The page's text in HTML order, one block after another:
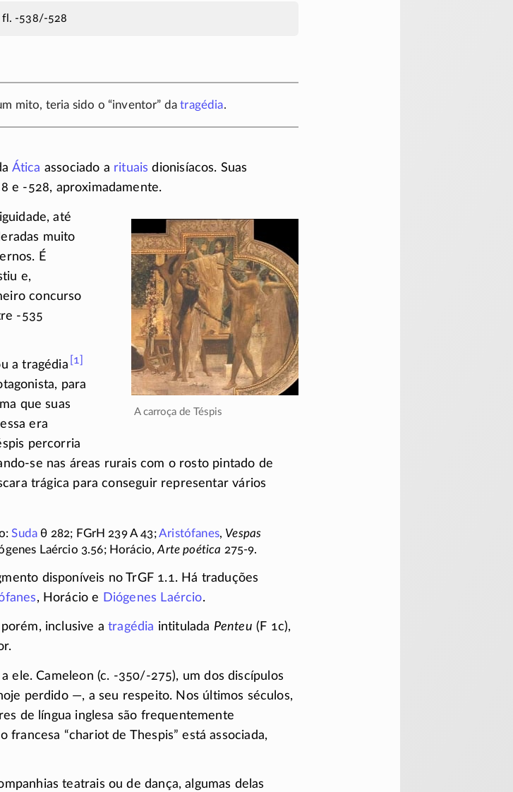
fl. -538/-528
mito, teria sido o “inventor” datragédia.
Ática associado a rituais dionisíacos. Suas
e -528, aproximadamente.
A carroça de Téspis
até
muito
É
e,
concurso
-535
a tragédia [1]
para
que suas
era
percorria
se nas áreas rurais com o rosto pintado de
trágica para conseguir representar vários
Suda θ 282; FGrH 239 A 43;Aristófanes, Vespas
Laércio 3.56; Horácio,Arte poética 275-9.
disponíveis noTrGF 1.1.Há traduções
, Horácio e Diógenes Laércio.
porém, inclusive atragédia intitulada Penteu (F 1c),
ele. Cameleon (c. -350/-275), um dos discípulos
perdido —, a seu respeito. Nos últimos séculos,
de língua inglesa são frequentemente
francesa “chariot de Thespis” está associada,
teatrais ou de dança, algumas delas